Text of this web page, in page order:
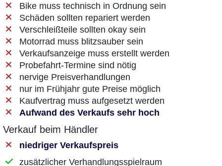
Bike muss technisch in Ordnung sein
Schäden sollten repariert werden
Verschleißteile sollten okay sein
Motorrad muss blitzsauber sein
Verkaufsanzeige muss erstellt werden
Probefahrt-Termine sind nötig
nervige Preisverhandlungen
nur im Frühjahr gute Preise möglich
Kaufvertrag muss aufgesetzt werden
Aufwand des Verkaufs sehr hoch
Verkauf beim Händler
niedriger Verkaufspreis
zusätzlicher Verhandlungsspielraum